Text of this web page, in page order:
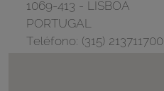
1069-413 - LISBOA
PORTUGAL
Teléfono: (315) 213711700